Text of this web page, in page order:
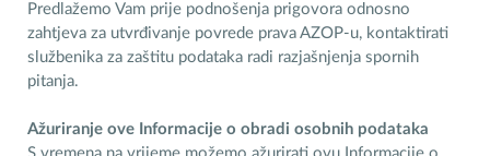
Predlažemo Vam prije podnošenja prigovora odnosno
zahtjeva za utvrđivanje povrede prava AZOP-u, kontaktirati
službenika za zaštitu podataka radi razjašnjenja spornih
pitanja.
Ažuriranje ove Informacije o obradi osobnih podataka